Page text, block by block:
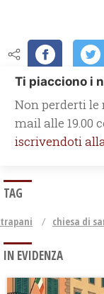
Ti piacciono i
Non perderti
mail alle 19.00
iscrivendoti
TAG
trapani chiesa di
IN EVIDENZA